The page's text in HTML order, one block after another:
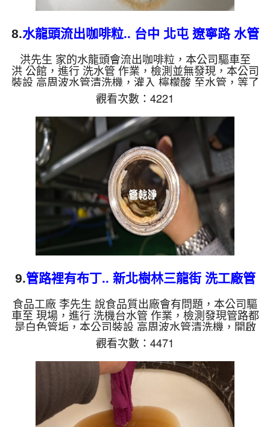
8.水龍頭流出咖啡粒.. 台中 北屯 遼寧路 水管
清洗
洪先生 家的水龍頭會流出咖啡粒，本公司驅車至
洪 公館，進行 洗水管 作業，檢測並無發現，本公司
裝設 高周波水管清洗機，灌入 檸檬酸 至水管，等了
約15分，開啟 水管清洗機 ，啟動 螺旋波 模式，一洗
水管就流出咖啡粒，顏色越來越深，二個多小時後，
出水乾淨出水量也變大了。 如是自來水，如水管老
化，會產生鐵鏽跟泥沙堆積，洗出來的水就會是咖啡
色，地下水含有氧化錳，管壁上會結成黑色管垢，洗
出來的水會跟石油一樣黑，有些洗出綠色的水，是因
為裡面有銅的物質，生鏽產生銅綠，如是藍色的水，
是因為水龍頭合金的...
觀看次數：4221
9.管路裡有布丁.. 新北樹林三龍街 洗工廠管
路
食品工廠 李先生 說食品質出廠會有問題，本公司驅
車至 現場，進行 洗機台水管 作業，檢測發現管路都
是白色管垢，本公司裝設 高周波水管清洗機，開啟
水管清洗機 ，啟動 水槌 模式，一洗就流出白色髒
水，還一直掉出白色布丁塊，六個多小時後，管路清
洗乾淨。 如是自來水，如水管老化，會產生鐵鏽跟
泥沙堆積，洗出來的水就會是咖啡色，地下水含有氧
化錳，管壁上會結成黑色管垢，洗出來的水會跟石油
一樣黑，有些洗出綠色的水，是因為裡面有銅的物
質，生鏽產生銅綠，如是藍色的水，是因為水龍頭合
金的養化造成，有些水管洗出...
觀看次數：4471